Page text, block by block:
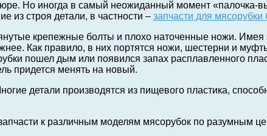
Но иногда в самый неожиданный момент «палочка-
из строя детали, в частности – запчасти для мясорубки
крепежные болты и плохо наточенные ножи. Имея
Как правило, в них портятся ножи, шестерни и
пошел дым или появился запах расплавленного
придется менять на новый.
детали производятся из пищевого пластика,
к различным моделям мясорубок по разумным